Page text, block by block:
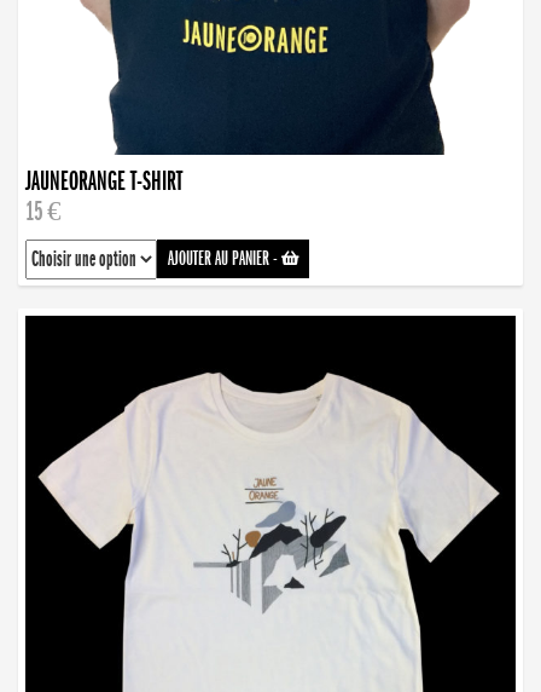
JAUNEORANGE T-SHIRT
15 €
AJOUTER AU PANIER-